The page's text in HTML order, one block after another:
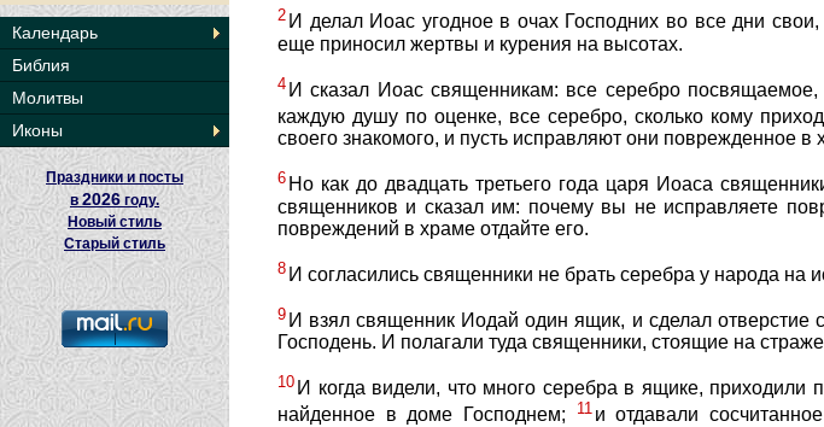
Календарь
Библия
Молитвы
Иконы
Праздники и посты
в2026 году.
Новый стиль
Старый стиль
2 И делал Иоас угодное в очах Господних во все дни
еще приносил жертвы и курения на высотах.
4 И сказал Иоас священникам: все серебро
каждую душу по оценке, все серебро, сколько кому
своего знакомого, и пусть исправляют они поврежденное в
6 Но как до двадцать третьего года царя Иоаса
священников и сказал им: почему вы не исправляете
повреждений в храме отдайте его.
8 И согласились священники не брать серебра у народа на
9 И взял священник Иодай один ящик, и сделал отверстие
Господень. И полагали туда священники, стоящие на
10 И когда видели, что много серебра в ящике, приходили
найденное в доме Господнем;
11 и отдавали